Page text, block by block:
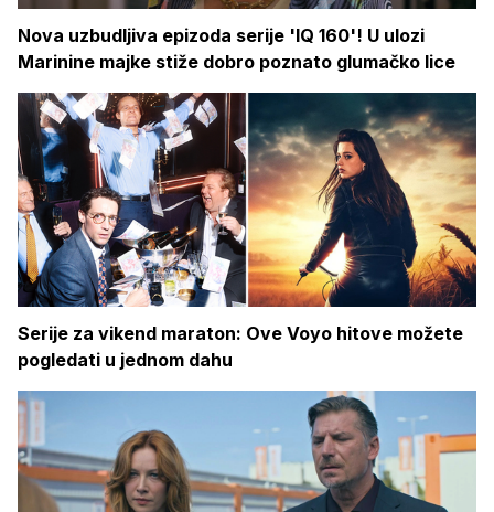
Nova uzbudljiva epizoda serije 'IQ 160'! U ulozi
Marinine majke stiže dobro poznato glumačko lice
Serije za vikend maraton: Ove Voyo hitove možete
pogledati u jednom dahu